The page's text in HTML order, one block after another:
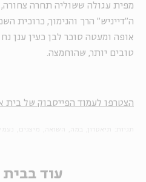
מפית עגולה ששוליה תחרה
ה"דייניש" הרך והנימוך, כרוכית
אופה ומעטה סוכר לבן כעין ענן
טובים יותר, שהוחמצה.
הצטרפו לעמוד הפייסבוק של בית
עוד בבית